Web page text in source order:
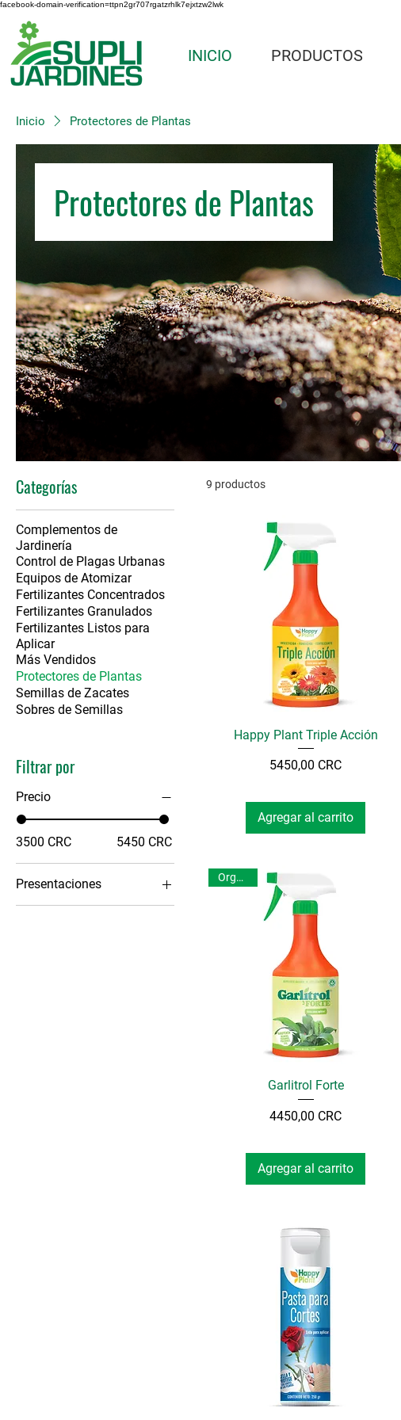
facebook-domain-verification=ttpn2gr707rgatzrhlk7ejxtzw2lwk
INICIO PRODUCTOS
Inicio Protectores de Plantas
Protectores de Plantas
Categorías
Complementos de
Jardinería
Control de Plagas Urbanas
Equipos de Atomizar
Fertilizantes Concentrados
Fertilizantes Granulados
Fertilizantes Listos para
Aplicar
Más Vendidos
Protectores de Plantas
Semillas de Zacates
Sobres de Semillas
Filtrar por
Precio
3500 CRC 5450 CRC
Presentaciones
1 Litro
9 productos
Happy Plant Triple Acción
Precio
5450,00 CRC
Agregar al carrito
Orgánico
Garlitrol Forte
Precio
4450,00 CRC
Agregar al carrito